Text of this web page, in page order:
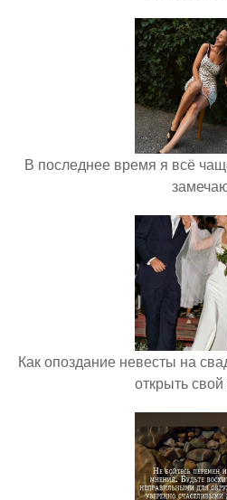
В последнее время я всё
Как опоздание невесты на
открыть